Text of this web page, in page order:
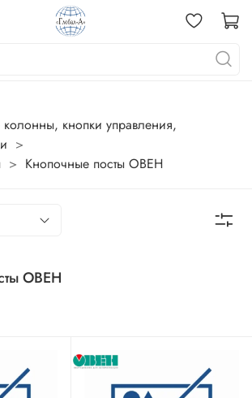
колонны, кнопки управления,
Кнопочные посты ОВЕН
ОВЕН